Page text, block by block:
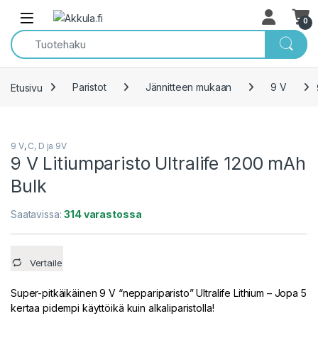
Skip to navigation
Skip to content
Open 0
Etusivu Paristot Jännitteen mukaan 9 V
9 V, C, D ja 9V
9 V Litiumparisto Ultralife 1200 mAh
Bulk
Saatavissa:314 varastossa
Vertaile
Super-pitkäikäinen 9 V “neppariparisto” Ultralife Lithium – Jopa 5
kertaa pidempi käyttöikä kuin alkaliparistolla!